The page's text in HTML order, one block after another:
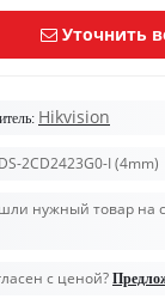
Уточнить
Hikvision
DS-2CD2423G0-I (4mm)
нужный товар на
с ценой?